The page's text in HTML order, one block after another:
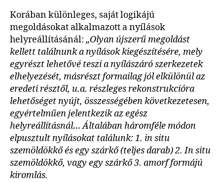
Korában különleges, saját logikájú
megoldásokat alkalmazott a nyílások
helyreállításánál: „Olyan újszerű megoldást
kellett találnunk a nyílások kiegészítésére, mely
egyrészt lehetővé teszi a nyílászáró szerkezetek
elhelyezését, másrészt formailag jól elkülönül az
eredeti résztől, u.a. részleges rekonstrukcióra
lehetőséget nyújt, összességében következetesen,
egyértelműen jelentkezik az egész
helyreállításnál… Általában háromféle módon
elpusztult nyílásokat találunk: 1. in situ
szemöldökkő és egy szárkő (teljes darab) 2. In situ
szemöldökkő, vagy egy szárkő 3. amorf formájú
kiromlás.